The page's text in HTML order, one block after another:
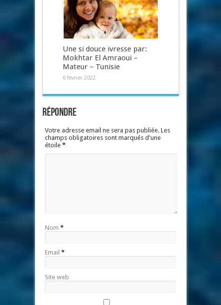
Une si douce ivresse par:
Mokhtar El Amraoui –
Mateur – Tunisie
6 février 2022
Répondre
Votre adresse email ne sera pas publiée. Les
champs obligatoires sont marqués d'une
étoile *
Nom *
Email *
Site web